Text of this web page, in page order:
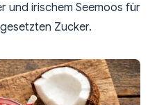
und irischem Seemoos für
Zucker.